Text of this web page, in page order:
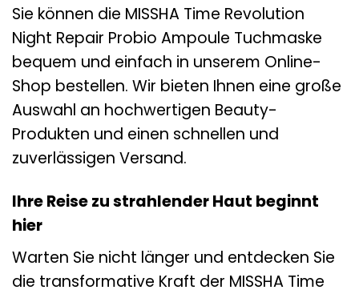
Sie können die MISSHA Time Revolution
Night Repair Probio Ampoule Tuchmaske
bequem und einfach in unserem Online-
Shop bestellen. Wir bieten Ihnen eine große
Auswahl an hochwertigen Beauty-
Produkten und einen schnellen und
zuverlässigen Versand.
Ihre Reise zu strahlender Haut beginnt
hier
Warten Sie nicht länger und entdecken Sie
die transformative Kraft der MISSHA Time